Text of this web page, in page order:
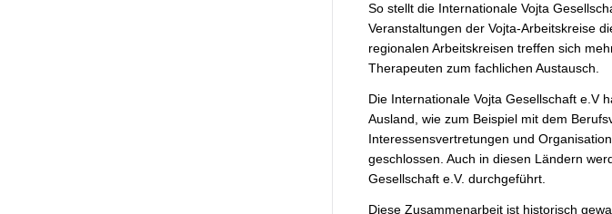
So stellt die Internationale Vojta
Veranstaltungen der Vojta-Arbeitskreise
regionalen Arbeitskreisen treffen sich
Therapeuten zum fachlichen Austausch.
Die Internationale Vojta Gesellschaft e.V
Ausland, wie zum Beispiel mit dem
Interessensvertretungen und
geschlossen. Auch in diesen Ländern
Gesellschaft e.V. durchgeführt.
Diese Zusammenarbeit ist historisch